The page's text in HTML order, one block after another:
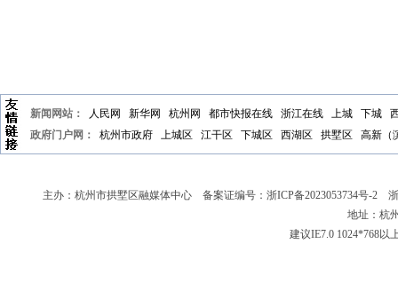
新闻网站： 人民网 新华网 杭州网 都市快报在线 浙江在线 上城 下城
政府门户网：
杭州市政府 上城区 江干区 下城区 西湖区 拱墅区 高新（
主办：杭州市拱墅区融媒体中心 备案证编号： 浙ICP备2023053734号-2 浙
地址：杭
建议IE7.0 1024*768